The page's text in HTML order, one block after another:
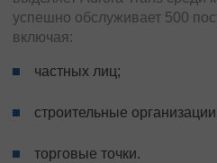
успешно обслуживает 500
включая:
частных лиц;
строительные
торговые точки.